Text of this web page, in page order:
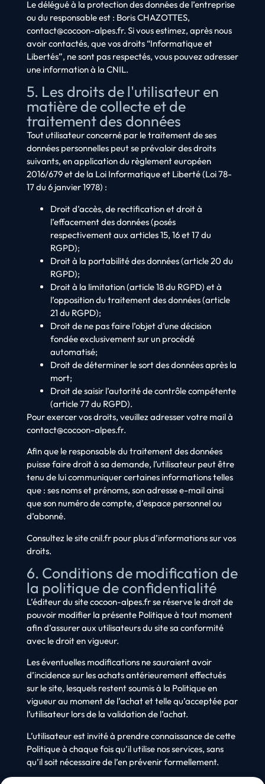
Le délégué à la protection des données de l’entreprise
ou du responsable est : Boris CHAZOTTES,
contact@cocoon-alpes.fr. Si vous estimez, après nous
avoir contactés, que vos droits “Informatique et
Libertés”, ne sont pas respectés, vous pouvez adresser
une information à la CNIL.
5. Les droits de l'utilisateur en
matière de collecte et de
traitement des données
Tout utilisateur concerné par le traitement de ses
données personnelles peut se prévaloir des droits
suivants, en application du règlement européen
2016/679 et de la Loi Informatique et Liberté (Loi 78-
17 du 6 janvier 1978) :
Droit d’accès, de rectification et droit à
l’effacement des données (posés
respectivement aux articles 15, 16 et 17 du
RGPD);
Droit à la portabilité des données (article 20 du
RGPD);
Droit à la limitation (article 18 du RGPD) et à
l’opposition du traitement des données (article
21 du RGPD);
Droit de ne pas faire l’objet d’une décision
fondée exclusivement sur un procédé
automatisé;
Droit de déterminer le sort des données après la
mort;
Droit de saisir l’autorité de contrôle compétente
(article 77 du RGPD).
Pour exercer vos droits, veuillez adresser votre mail à
contact@cocoon-alpes.fr.
Afin que le responsable du traitement des données
puisse faire droit à sa demande, l’utilisateur peut être
tenu de lui communiquer certaines informations telles
que : ses noms et prénoms, son adresse e-mail ainsi
que son numéro de compte, d’espace personnel ou
d’abonné.
Consultez le site cnil.fr pour plus d’informations sur vos
droits.
6. Conditions de modification de
la politique de confidentialité
L’éditeur du site cocoon-alpes.fr se réserve le droit de
pouvoir modifier la présente Politique à tout moment
afin d’assurer aux utilisateurs du site sa conformité
avec le droit en vigueur.
Les éventuelles modifications ne sauraient avoir
d’incidence sur les achats antérieurement effectués
sur le site, lesquels restent soumis à la Politique en
vigueur au moment de l’achat et telle qu’acceptée par
l’utilisateur lors de la validation de l’achat.
L’utilisateur est invité à prendre connaissance de cette
Politique à chaque fois qu’il utilise nos services, sans
qu’il soit nécessaire de l’en prévenir formellement.